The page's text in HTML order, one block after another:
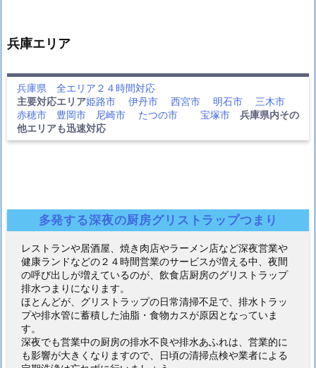
兵庫エリア
兵庫県 全エリア２４時間対応
主要対応エリア姫路市 伊丹市 西宮市 明石市
三木市
赤穂市
豊岡市 尼崎市 たつの市 宝塚市
兵庫県内その
他エリアも迅速対応
多発する深夜の厨房グリストラップつまり
レストランや居酒屋、焼き肉店やラーメン店など深夜営業や
健康ランドなどの２４時間営業のサービスが増える中、夜間
の呼び出しが増えているのが、飲食店厨房のグリストラップ
排水つまりになります。
ほとんどが、グリストラップの日常清掃不足で、排水トラッ
プや排水管に蓄積した油脂・食物カスが原因となっていま
す。
深夜でも営業中の厨房の排水不良や排水あふれは、営業的に
も影響が大きくなりますので、日頃の清掃点検や業者による